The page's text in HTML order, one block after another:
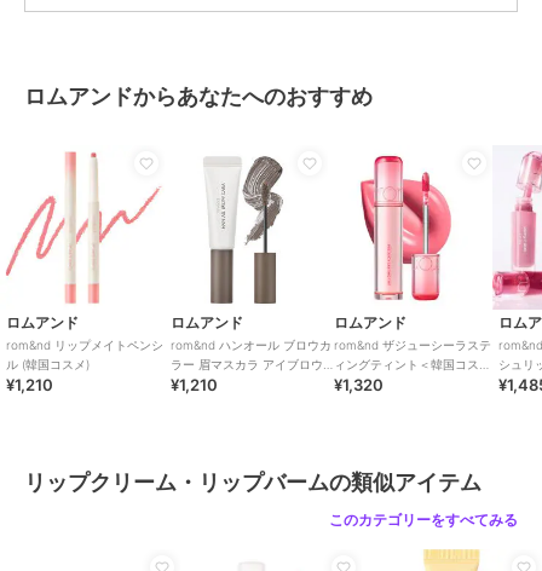
パルミチン酸エチルヘキシル、ミリスチン酸イソプロピル、イソステ
レン、ポリリシノレイン酸ポリグリセリル－３、黄５、黄４、１，２
－ヘキサンジオール、赤２０２、ジイソステアリン酸ポリグリセリル
－２、赤１０４（１）、青１、トコフェロール、ハス花エキス、ニン
ファエアアルバ花エキス、ヤマザクラ花エキス、ハイブリッドローズ
花エキス、ソルビン酸Ｋ
02 バニーポップ
オクチルドデカノール、ペンタイソステアリン酸ジペンタエリスリチ
ル、ジ安息香酸ＰＧ、ヘキサ脂肪酸（Ｃ５－９）ジペンタエリスリチ
ルエステルズ、トリ（カプリル酸／カプリン酸）グリセリル、合成ワ
ックス、水添ポリイソブテン、ダイマージリノール酸（フィトステリ
ル／イソステアリル／セチル／ステアリル／ベヘニル）、パラフィ
ルＰＥＧ－９ポリジメチルシロキシエチルジメチコン、アルガニアス
ピノサ核油、トリ酢酸テトラステアリン酸スクロース、ビニルジメチ
キシステアリン酸、ジステアルジモニウムヘクトライト、（エチレン
ロムアンドからあなたへのおすすめ
ロムアンド
rom&nd リップメイトペンシ
ル (韓国コスメ)
¥1,210
ロムアンド
rom&nd ハンオール ブロウカ
ラー 眉マスカラ アイブロウ
マスカラ 高発色 垢抜け(韓国
¥1,210
ロムアンド
rom&nd ザジューシーラステ
ィングティント＜韓国コスメ
＞
¥1,320
ロム
シュリ
メ＞
リップクリーム・リップバームの類似アイテム
このカテゴリーをすべてみる